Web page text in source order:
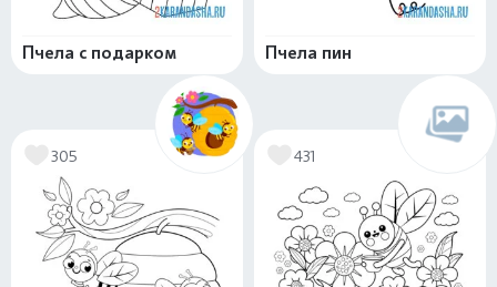
Пчела с подарком Пчела пин
305 431